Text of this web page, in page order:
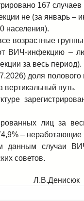
167
не (за январь –
населения).
возрастные
ВИЧ-инфекцию –
за весь период).
доля полового
вертикальный путь.
лиц за
– неработающие
данным случаи
советов.
Л.В.Денисюк